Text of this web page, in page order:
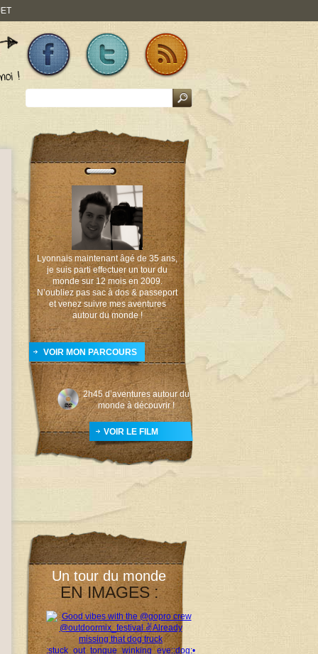
Lyonnais maintenant âgé de 35 ans,
je suis parti effectuer un tour du
monde sur 12 mois en 2009.
N’oubliez pas sac à dos & passeport
et venez suivre mes aventures
autour du monde !
VOIR MON PARCOURS
2h45 d’aventures autour du
monde à découvrir !
VOIR LE FILM
Un tour du monde
EN IMAGES :